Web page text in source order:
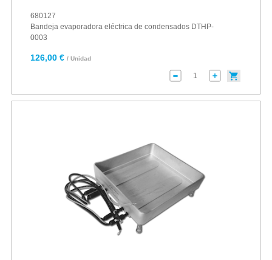
680127
Bandeja evaporadora eléctrica de condensados DTHP-
0003
126,00 € / Unidad